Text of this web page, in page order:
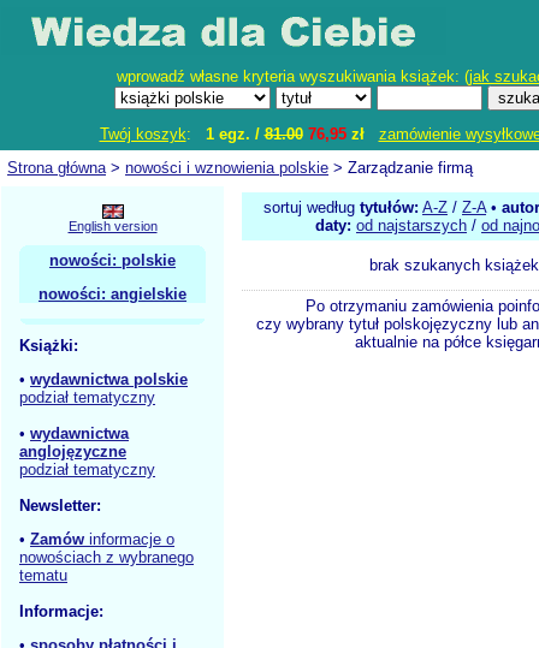
wprowadź własne kryteria wyszukiwania książek: (jak
Twój koszyk: 1 egz. /81.00 76,95zł
zamówienie
Strona główna> nowości i wznowienia polskie > Zarządzanie firmą
English version
nowości: polskie
nowości: angielskie
Książki:
• wydawnictwa polskie
podział tematyczny
• wydawnictwa
anglojęzyczne
podział tematyczny
Newsletter:
• Zamów informacje o
nowościach z wybranego
tematu
Informacje:
sortuj według tytułów: A-Z / Z-A•
daty: od najstarszych / od
brak szukanych książek
Po otrzymaniu zamówienia
czy wybrany tytuł polskojęzyczny lub
aktualnie na półce